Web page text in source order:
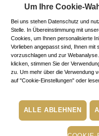
Um Ihre Cookie-
Bei uns stehen Datenschutz und
Stelle. In Übereinstimmung mit
Cookies, um Ihnen personalisierte
Vorlieben angepasst sind, Ihnen
vorzuschlagen und zur
klicken, stimmen Sie der
zu. Um mehr über die Verwendung
auf "Cookie-Einstellungen" oder
ALLE ABLEHNEN